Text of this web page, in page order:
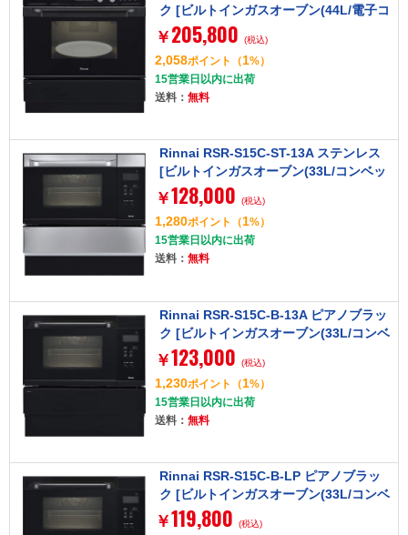
ク [ビルトインガスオーブン(44L/電子コ
ンベック/プロパンガス用)]
￥ 205,800 (税込)
2,058ポイント （1%）
15営業日以内に出荷
送料： 無料
Rinnai RSR-S15C-ST-13A ステンレス
[ビルトインガスオーブン(33L/コンベッ
ク/都市ガス用)]
￥128,000 (税込)
1,280ポイント （1%）
15営業日以内に出荷
送料： 無料
Rinnai RSR-S15C-B-13A ピアノブラッ
ク [ビルトインガスオーブン(33L/コンベ
ック/都市ガス用)]
￥123,000 (税込)
1,230ポイント （1%）
15営業日以内に出荷
送料： 無料
Rinnai RSR-S15C-B-LP ピアノブラッ
ク [ビルトインガスオーブン(33L/コンベ
ック/プロパンガス用)]
￥119,800 (税込)